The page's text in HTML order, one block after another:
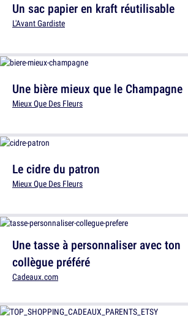
Une bière mieux que le Champagne
Mieux Que Des Fleurs
Une tasse à personnaliser avec ton
collègue préféré
Cadeaux.com
Un sac papier en kraft réutilisable
L'Avant Gardiste
Le cidre du patron
Mieux Que Des Fleurs